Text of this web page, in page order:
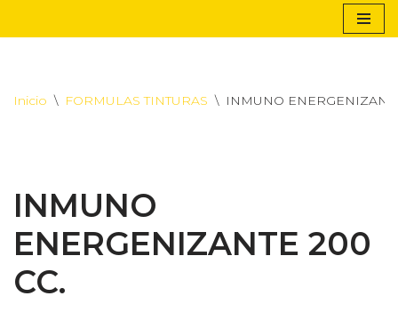
Inicio \ FORMULAS TINTURAS \ INMUNO
INMUNO
ENERGENIZANTE 200
CC.